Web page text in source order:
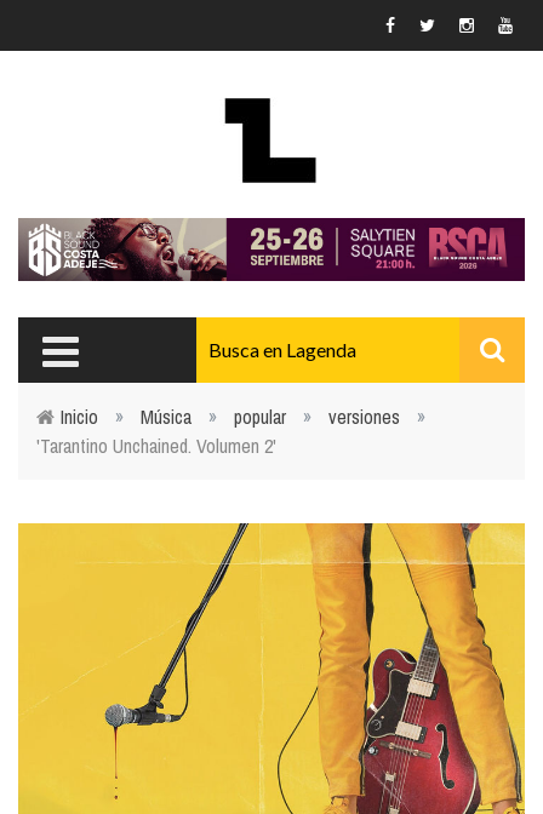
Usted está aquí
Inicio » Música » popular » versiones
»
'Tarantino Unchained. Volumen 2'